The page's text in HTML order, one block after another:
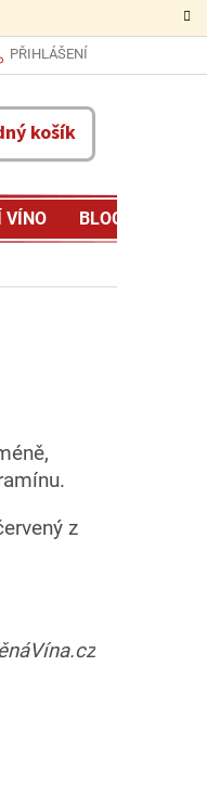
PŘIHLÁŠENÍ
košík
VÍNO BLOG
z